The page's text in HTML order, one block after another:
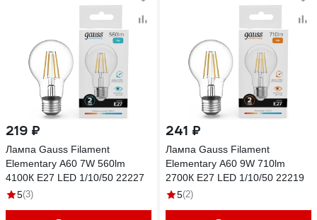
219 ₽
Лампа Gauss Filament
Elementary А60 7W 560lm
4100К Е27 LED 1/10/50 22227
5(3)
241 ₽
Лампа Gauss Filament
Elementary А60 9W 710lm
2700К Е27 LED 1/10/50 22219
5(2)